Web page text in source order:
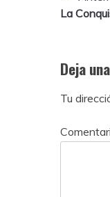
de
La
Deja
Tu